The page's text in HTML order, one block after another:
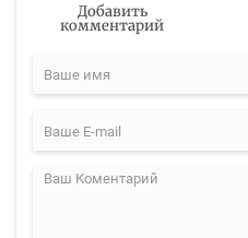
Добавить
комментарий